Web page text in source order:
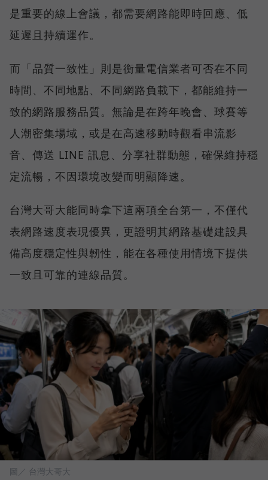
是重要的線上會議，都需要網路能即時回應、低
延遲且持續運作。
而「品質一致性」則是衡量電信業者可否在不同
時間、不同地點、不同網路負載下，都能維持一
致的網路服務品質。無論是在跨年晚會、球賽等
人潮密集場域，或是在高速移動時觀看串流影
音、傳送 LINE 訊息、分享社群動態，確保維持穩
定流暢，不因環境改變而明顯降速。
台灣大哥大能同時拿下這兩項全台第一，不僅代
表網路速度表現優異，更證明其網路基礎建設具
備高度穩定性與韌性，能在各種使用情境下提供
一致且可靠的連線品質。
圖／ 台灣大哥大